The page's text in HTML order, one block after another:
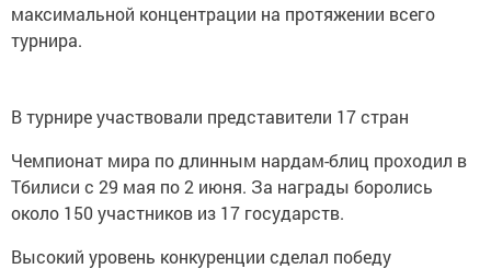
максимальной концентрации на протяжении всего
турнира.
В турнире участвовали представители 17 стран
Чемпионат мира по длинным нардам-блиц проходил в
Тбилиси с 29 мая по 2 июня. За награды боролись
около 150 участников из 17 государств.
Высокий уровень конкуренции сделал победу